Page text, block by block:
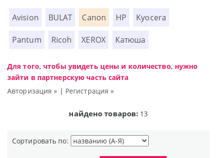
Avision BULAT Canon HP Kyocera
Pantum Ricoh XEROX Катюша
Для того, чтобы увидеть цены и количество, нужно
зайти в партнерскую часть сайта
Авторизация » | Регистрация »
найдено товаров: 13
Сортировать по: